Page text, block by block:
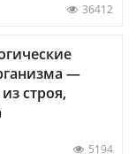
36412
—
строя,
5194